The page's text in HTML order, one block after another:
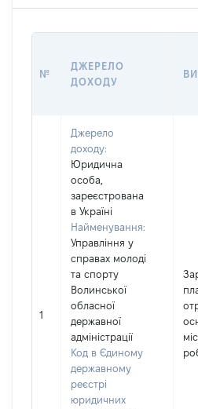
№
ДЖЕРЕЛО
ДОХОДУ
1
Джерело
доходу:
Юридична
особа,
зареєстрована
в Україні
Найменування:
Управління у
справах молоді
та спорту
Волинської
обласної
державної
адміністрації
Код в Єдиному
державному
реєстрі
юридичних